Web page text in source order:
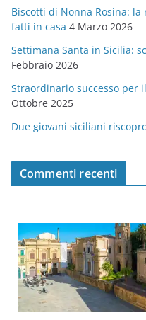
i
e
Biscotti di Nonna Rosina:
fatti in casa 4 Marzo 2026
Settimana Santa in Sicilia:
Febbraio 2026
Straordinario successo per
Ottobre 2025
Due giovani siciliani
Commenti recenti